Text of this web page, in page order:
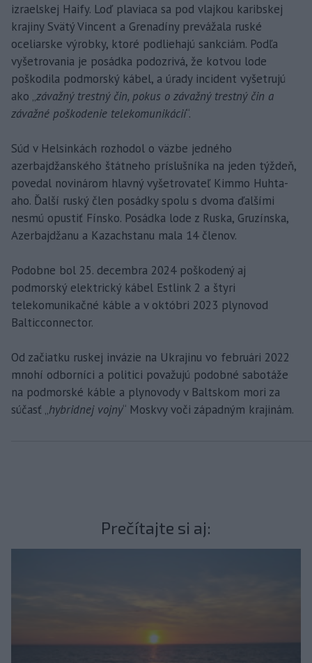
izraelskej Haify. Loď plaviaca sa pod vlajkou karibskej
krajiny Svätý Vincent a Grenadíny prevážala ruské
oceliarske výrobky, ktoré podliehajú sankciám. Podľa
vyšetrovania je posádka podozrivá, že kotvou lode
poškodila podmorský kábel, a úrady incident vyšetrujú
ako „závažný trestný čin, pokus o závažný trestný čin a
závažné poškodenie telekomunikácií“.
Súd v Helsinkách rozhodol o väzbe jedného
azerbajdžanského štátneho príslušníka na jeden týždeň,
povedal novinárom hlavný vyšetrovateľ Kimmo Huhta-
aho. Ďalší ruský člen posádky spolu s dvoma ďalšími
nesmú opustiť Fínsko. Posádka lode z Ruska, Gruzínska,
Azerbajdžanu a Kazachstanu mala 14 členov.
Podobne bol 25. decembra 2024 poškodený aj
podmorský elektrický kábel Estlink 2 a štyri
telekomunikačné káble a v októbri 2023 plynovod
Balticconnector.
Od začiatku ruskej invázie na Ukrajinu vo februári 2022
mnohí odborníci a politici považujú podobné sabotáže
na podmorské káble a plynovody v Baltskom mori za
súčasť „hybridnej vojny“ Moskvy voči západným krajinám.
Prečítajte si aj: